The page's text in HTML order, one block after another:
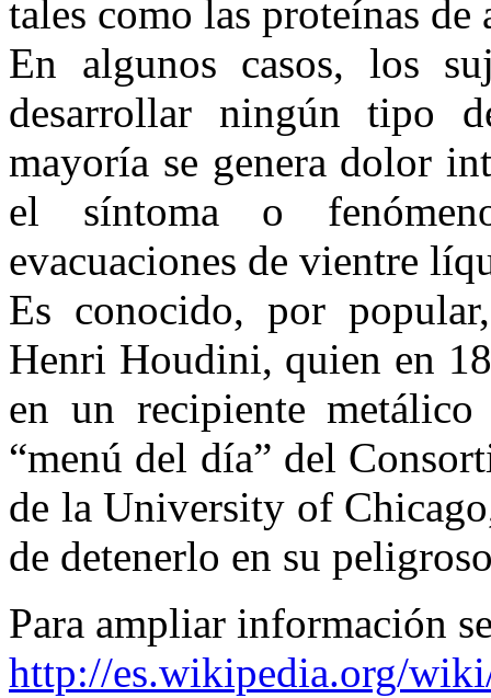
tales como las proteínas de
En algunos casos, los
desarrollar ningún tipo
mayoría se genera dolor
el síntoma o
evacuaciones de vientre
Es conocido, por
Henri Houdini, quien en
en un recipiente metálico
“menú del día” del
de la University of
de detenerlo en su
Para ampliar información
http://es.wikipedia.org/